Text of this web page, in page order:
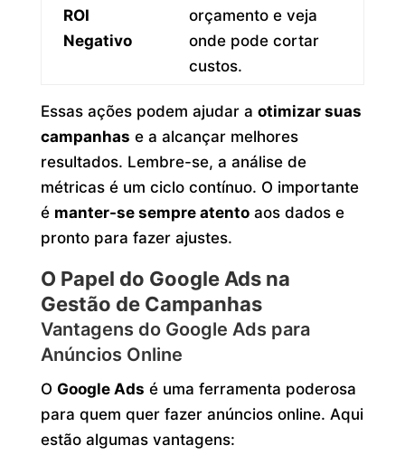
ROI
Negativo
orçamento e veja
onde pode cortar
custos.
Essas ações podem ajudar a otimizar suas
campanhas e a alcançar melhores
resultados. Lembre-se, a análise de
métricas é um ciclo contínuo. O importante
é manter-se sempre atentoaos dados e
pronto para fazer ajustes.
O Papel do Google Ads na
Gestão de Campanhas
Vantagens do Google Ads para
Anúncios Online
O Google Ads é uma ferramenta poderosa
para quem quer fazer anúncios online. Aqui
estão algumas vantagens: